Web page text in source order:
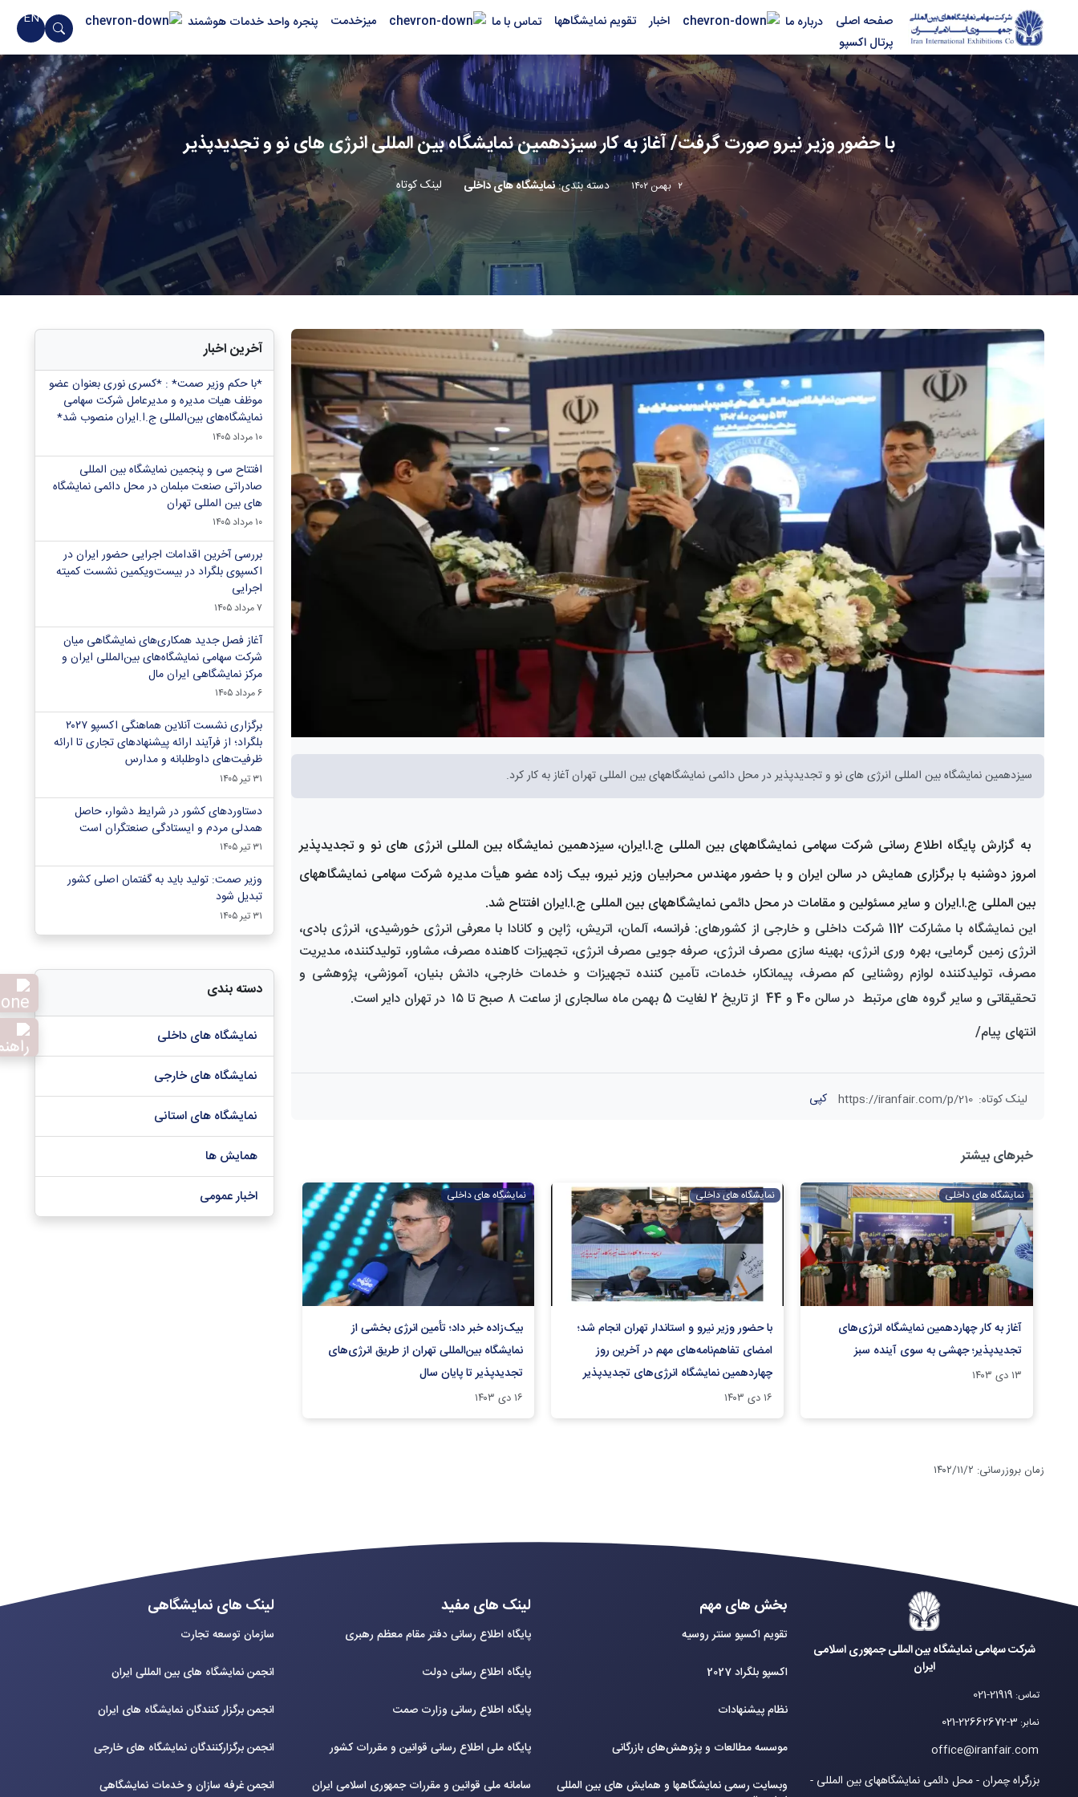
صفحه اصلی درباره ما اخبار تقویم نمایشگاهها تماس با ما میزخدمت
پنجره واحد خدمات هوشمند
پرتال اکسپو
EN
با حضور وزیر نیرو صورت گرفت/ آغاز به کار سیزدهمین نمایشگاه بین المللی انرژی های نو و تجدیدپذیر
۲ بهمن ۱۴۰۲ دسته بندی:نمایشگاه های داخلی لینک کوتاه
سیزدهمین نمایشگاه بین المللی انرژی های نو و تجدیدپذیر در محل دائمی نمایشگاههای بین المللی تهران آغاز به کار کرد.
به گزارش پایگاه اطلاع رسانی شرکت سهامی نمایشگاههای بین المللی ج.ا.ایران، سیزدهمین نمایشگاه بین المللی انرژی های نو و تجدیدپذیر
امروز دوشنبه با برگزاری همایش در سالن ایران و با حضور مهندس محرابیان وزیر نیرو، بیک زاده عضو هیأت مدیره شرکت سهامی نمایشگاههای
بین المللی ج.ا.ایران و سایر مسئولین و مقامات در محل دائمی نمایشگاههای بین المللی ج.ا.ایران افتتاح شد.
این نمایشگاه با مشارکت 112 شرکت
داخلی و خارجی از کشورهای: فرانسه، آلمان، اتریش، ژاپن و کانادا با معرفی انرژی خورشیدی، انرژی بادی،
انرژی زمین گرمایی، بهره وری انرژی، بهینه سازی مصرف انرژی، صرفه جویی مصرف انرژی، تجهیزات کاهنده مصرف، مشاور، تولیدکننده، مدیریت
مصرف، تولیدکننده لوازم روشنایی کم مصرف، پیمانکار، خدمات، تآمین کننده تجهیزات و خدمات خارجی، دانش بنیان، آموزشی، پژوهشی و
تحقیقاتی و سایر گروه های مرتبط در سالن 40 و 44 از تاریخ 2 لغایت 5 بهمن ماه سالجاری از ساعت ۸ صبح تا ۱۵ در تهران دایر است.
انتهای پیام/
لینک کوتاه:
https://iranfair.com/p/210 کپی
خبرهای بیشتر
نمایشگاه های داخلی
آغاز به کار چهاردهمین نمایشگاه انرژی‌های
تجدیدپذیر؛ جهشی به سوی آینده سبز
۱۳ دی ۱۴۰۳
نمایشگاه های داخلی
با حضور وزیر نیرو و استاندار تهران انجام شد؛
امضای تفاهم‌نامه‌های مهم در آخرین روز
چهاردهمین نمایشگاه انرژی‌های تجدیدپذیر
۱۶ دی ۱۴۰۳
نمایشگاه های داخلی
بیک‌زاده خبر داد؛ تأمین انرژی بخشی از
نمایشگاه بین‌المللی تهران از طریق انرژی‌های
تجدیدپذیر تا پایان سال
۱۶ دی ۱۴۰۳
آخرین اخبار
*با حکم وزیر صمت* : *کسری نوری بعنوان عضو
موظف هیات مدیره و مدیرعامل شرکت سهامی
نمایشگاه‌های بین‌المللی ج.ا.ایران منصوب شد*
۱۰ مرداد ۱۴۰۵
افتتاح سی و پنجمین نمایشگاه بین المللی
صادراتی صنعت مبلمان در محل دائمی نمایشگاه
های بین المللی تهران
۱۰ مرداد ۱۴۰۵
بررسی آخرین اقدامات اجرایی حضور ایران در
اکسپوی بلگراد در بیست‌ویکمین نشست کمیته
اجرایی
۷ مرداد ۱۴۰۵
آغاز فصل جدید همکاری‌های نمایشگاهی میان
شرکت سهامی نمایشگاه‌های بین‌المللی ایران و
مرکز نمایشگاهی ایران‌ مال
۶ مرداد ۱۴۰۵
برگزاری نشست آنلاین هماهنگی اکسپو ۲۰۲۷
بلگراد؛ از فرآیند ارائه پیشنهادهای تجاری تا ارائه
ظرفیت‌های داوطلبانه و مدارس
۳۱ تیر ۱۴۰۵
دستاوردهای کشور در شرایط دشوار، حاصل
همدلی مردم و ایستادگی صنعتگران است
۳۱ تیر ۱۴۰۵
وزیر صمت: تولید باید به گفتمان اصلی کشور
تبدیل شود
۳۱ تیر ۱۴۰۵
دسته بندی
نمایشگاه های داخلی
نمایشگاه های خارجی
نمایشگاه های استانی
همایش ها
اخبار عمومی
زمان بروزرسانی: ۱۴۰۲/۱۱/۲
شرکت سهامی نمایشگاه بین المللی جمهوری اسلامی
ایران
تماس:
021-21919
نمابر:
021-22662672-3
office@iranfair.com
بزرگراه چمران - محل دائمی نمایشگاههای بین المللی -
بخش های مهم
تقویم اکسپو سنتر روسیه
اکسپو بلگراد 2027
نظام پیشنهادات
موسسه مطالعات و پژوهش‌های بازرگانی
وبسایت رسمی نمایشگاهها و همایش های بین‌ المللی
لینک های مفید
پایگاه اطلاع رسانی دفتر مقام معظم رهبری
پایگاه اطلاع رسانی دولت
پایگاه اطلاع رسانی وزارت صمت
پایگاه ملی اطلاع رسانی قوانین و مقررات کشور
سامانه ملی قوانین و مقررات جمهوری اسلامی ایران
لینک های نمایشگاهی
سازمان توسعه تجارت
انجمن نمایشگاه های بین المللی ایران
انجمن برگزار کنندگان نمایشگاه های ایران
انجمن برگزارکنندگان نمایشگاه های خارجی
انجمن غرفه سازان و خدمات نمایشگاهی